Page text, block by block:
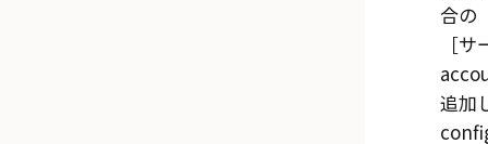
合の
サ
追加